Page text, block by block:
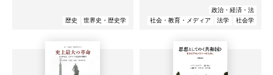
歴史 世界史・歴史学
政治・経済・法
社会・教育・メディア
法学 社会学